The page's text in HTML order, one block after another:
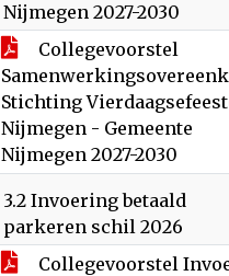
Nijmegen 2027-2030
Collegevoorstel
Stichting
Nijmegen - Gemeente
Nijmegen 2027-2030
3.2 Invoering betaald
parkeren schil 2026
Collegevoorstel